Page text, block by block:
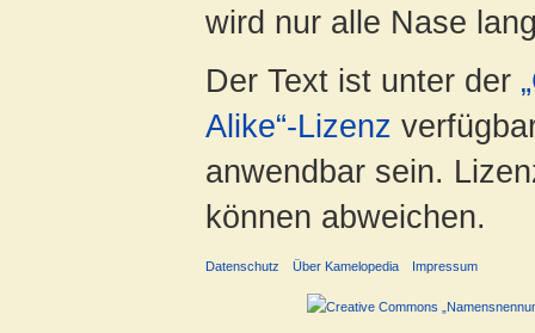
wird nur alle Nase
Der Text ist unter der
Alike“-Lizenz
anwendbar sein.
können abweichen.
Datenschutz Über Kamelopedia Impressum